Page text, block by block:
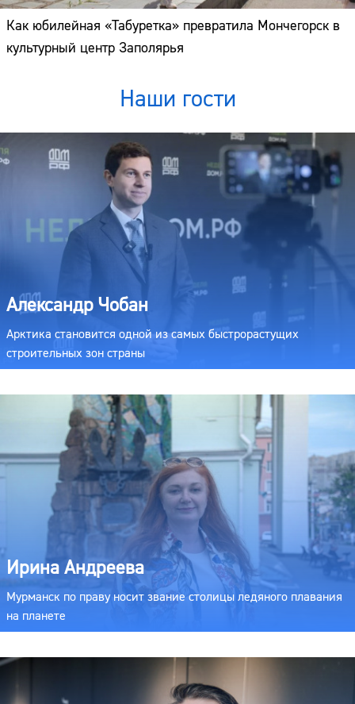
Как юбилейная «Табуретка» превратила Мончегорск в
культурный центр Заполярья
Наши гости
Александр Чобан
Арктика становится одной из самых быстрорастущих
строительных зон страны
Ирина Андреева
Мурманск по праву носит звание столицы ледяного плавания
на планете